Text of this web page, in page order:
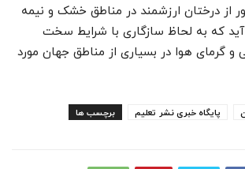
از درختان ارزشمند در مناطق خشک و نیمه‌
که به لحاظ سازگاری با شرایط سخت
گرمای هوا در بسیاری از مناطق جهان مورد
برچسب ها پایگاه خبری نشر تعلیم